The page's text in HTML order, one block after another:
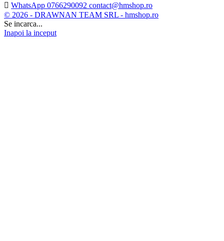
 WhatsApp 0766290092 contact@hmshop.ro
© 2026 - DRAWNAN TEAM SRL - hmshop.ro
Se incarca...
Inapoi la inceput